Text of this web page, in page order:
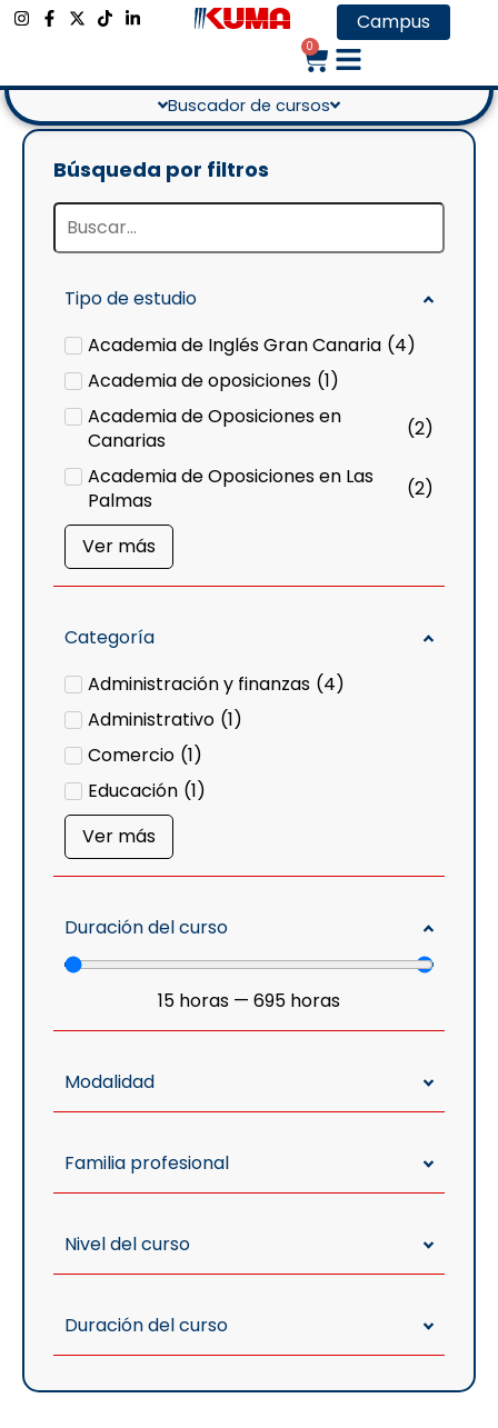
Campus
0
Buscador de cursos
LOCALIZACIÓN
Gran Canaria
Búsqueda por filtros
Tipo de estudio
Academia de Inglés Gran Canaria (4)
Academia de oposiciones (1)
Academia de Oposiciones en
Canarias
(2)
Academia de Oposiciones en Las
Palmas
(2)
Ver más
Categoría
Administración y finanzas (4)
Administrativo (1)
Comercio (1)
Educación (1)
Ver más
Duración del curso
15 horas — 695 horas
Modalidad
Familia profesional
Nivel del curso
Duración del curso